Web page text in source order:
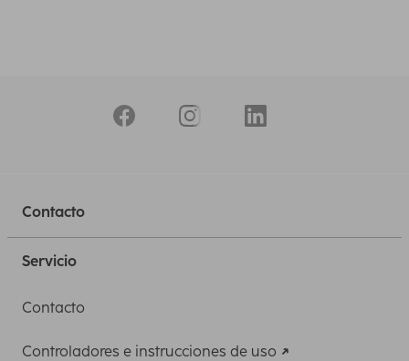
Contacto
Servicio
Contacto
Controladores e instrucciones de uso